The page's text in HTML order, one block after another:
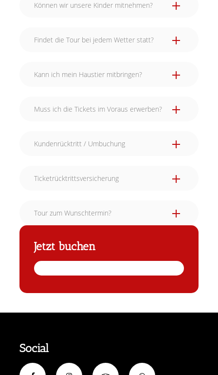
Können wir unsere Kinder mitnehmen?
Findet die Tour bei jedem Wetter statt?
Kann ich mein Haustier mitbringen?
Muss ich die Tickets im Voraus erwerben?
Kundenrücktritt / Umbuchung
Ticketrücktrittsversicherung
Tour zum Wunschtermin?
Jetzt buchen
Social